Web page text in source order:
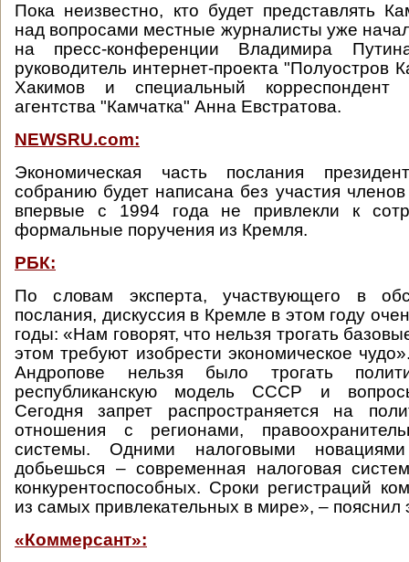
Пока неизвестно, кто будет представлять
над вопросами местные журналисты уже
на пресс-конференции Владимира
руководитель интернет-проекта "Полуостров
Хакимов и специальный корреспондент
агентства "Камчатка" Анна Евстратова.
NEWSRU.com:
Экономическая часть послания
собранию будет написана без участия членов
впервые с 1994 года не привлекли к
формальные поручения из Кремля.
РБК:
По словам эксперта, участвующего в
послания, дискуссия в Кремле в этом году
годы: «Нам говорят, что нельзя трогать
этом требуют изобрести экономическое
Андропове нельзя было трогать
республиканскую модель СССР и
Сегодня запрет распространяется на
отношения с регионами,
системы. Одними налоговыми
добьешься – современная налоговая
конкурентоспособных. Сроки регистраций
из самых привлекательных в мире», – пояснил
«Коммерсант»: